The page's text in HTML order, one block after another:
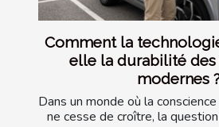
Comment la
elle la durabilité des
modernes
Dans un monde où la
ne cesse de croître, la